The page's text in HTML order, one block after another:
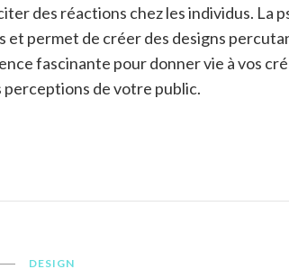
des réactions chez les individus. La
et permet de créer des designs
fascinante pour donner vie à vos
de votre public.
DESIGN